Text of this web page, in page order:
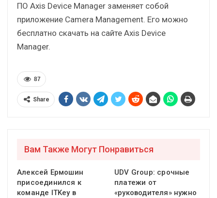
ПО Axis Device Manager заменяет собой
приложение Camera Мanagement. Его можно
бесплатно скачать на сайте Axis Device
Manager.
87
Share
Вам Также Могут Понравиться
Алексей Ермошин
присоединился к
команде ITKey в
UDV Group: срочные
платежи от
«руководителя» нужно